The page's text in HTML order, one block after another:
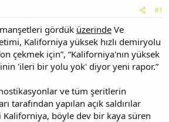
#1
gördük üzerinde Ve
Kaliforniya yüksek hızlı demiryolu
çekmek için”, “Kaliforniya'nın yüksek
'ileri bir yolu yok' diyor yeni rapor.”
ve tüm şeritlerin
tarafından yapılan açık saldırılar
Kaliforniya, böyle dev bir kaya süren